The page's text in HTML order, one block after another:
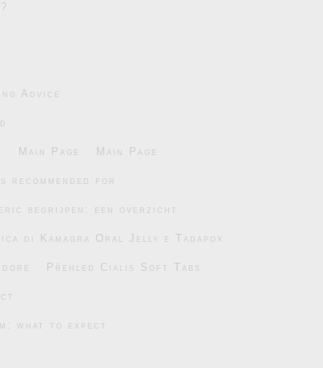
Advice
Main Page Main Page
recommended for
begrijpen: een overzicht
di Kamagra Oral Jelly e Tadapox
Přehled Cialis Soft Tabs
what to expect